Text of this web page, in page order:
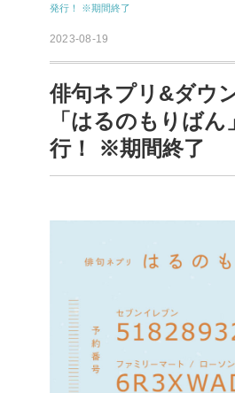
発行！ ※期間終了
2023-08-19
俳句ネプリ&ダウ
「はるのもりばん
行！ ※期間終了